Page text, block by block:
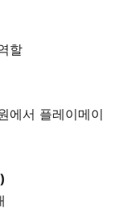
할
에서 플레이메이